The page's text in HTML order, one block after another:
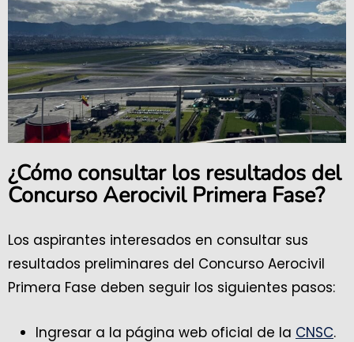
¿Cómo consultar los resultados del
Concurso Aerocivil Primera Fase?
Los aspirantes interesados en consultar sus
resultados preliminares del Concurso Aerocivil
Primera Fase deben seguir los siguientes pasos:
Ingresar a la página web oficial de la CNSC.